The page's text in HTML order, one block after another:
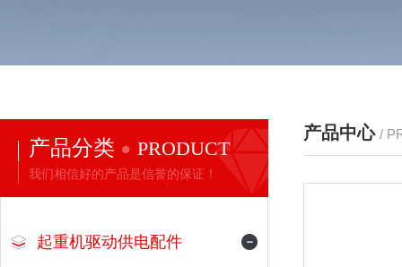
产品分类 PRODUCT
我们相信好的产品是信誉的保证！
起重机驱动供电配件
产品中心 /